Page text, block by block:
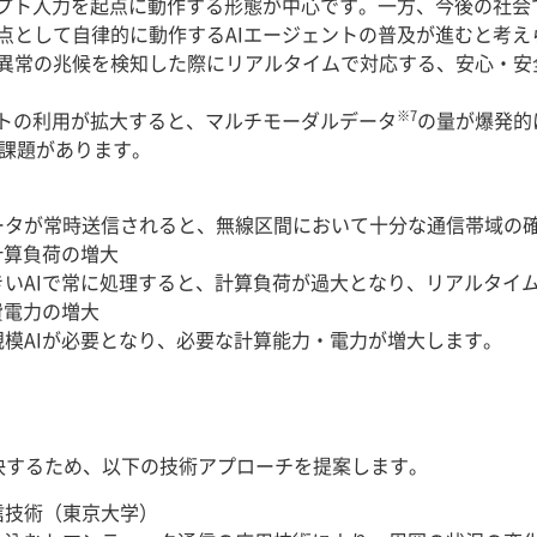
として自律的に動作するAIエージェントの普及が進むと考
常の兆候を検知した際にリアルタイムで対応する、安心・
利用が拡大すると、マルチモーダルデータ※7の量が爆発
題があります。
が常時送信されると、無線区間において十分な通信帯域の
負荷の増大
AIで常に処理すると、計算負荷が過大となり、リアルタイ
力の増大
AIが必要となり、必要な計算能力・電力が増大します。
るため、以下の技術アプローチを提案します。
術（東京大学）